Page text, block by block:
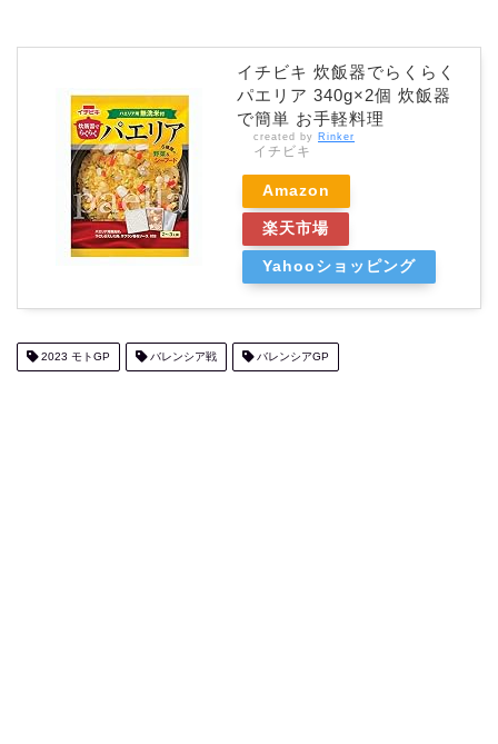
イチビキ 炊飯器でらくらく
パエリア 340g×2個 炊飯器
で簡単 お手軽料理
created by Rinker
イチビキ
Amazon
楽天市場
Yahooショッピング
2023 モトGP バレンシア戦 バレンシアGP